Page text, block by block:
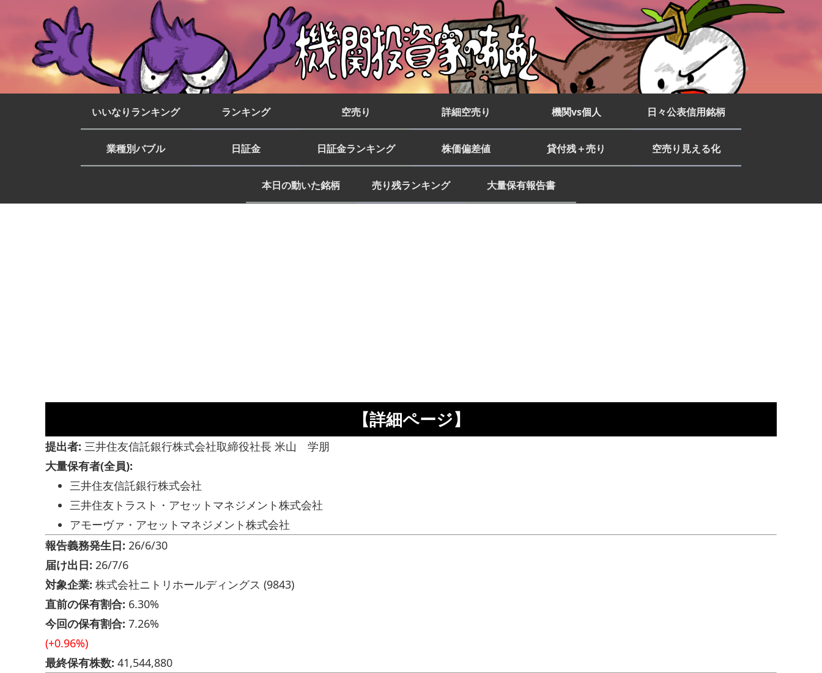
いいなりランキング ランキング 空売り 詳細空売り 機関vs個人 日々公表信用銘柄
業種別バブル 日証金 日証金ランキング 株価偏差値 貸付残＋売り 空売り見える化
本日の動いた銘柄 売り残ランキング 大量保有報告書
【詳細ページ】
提出者: 三井住友信託銀行株式会社取締役社長 米山 学朋
大量保有者(全員):
三井住友信託銀行株式会社
三井住友トラスト・アセットマネジメント株式会社
アモーヴァ・アセットマネジメント株式会社
報告義務発生日: 26/6/30
届け出日: 26/7/6
対象企業: 株式会社ニトリホールディングス (9843)
直前の保有割合: 6.30%
今回の保有割合: 7.26%
(+0.96%)
最終保有株数: 41,544,880